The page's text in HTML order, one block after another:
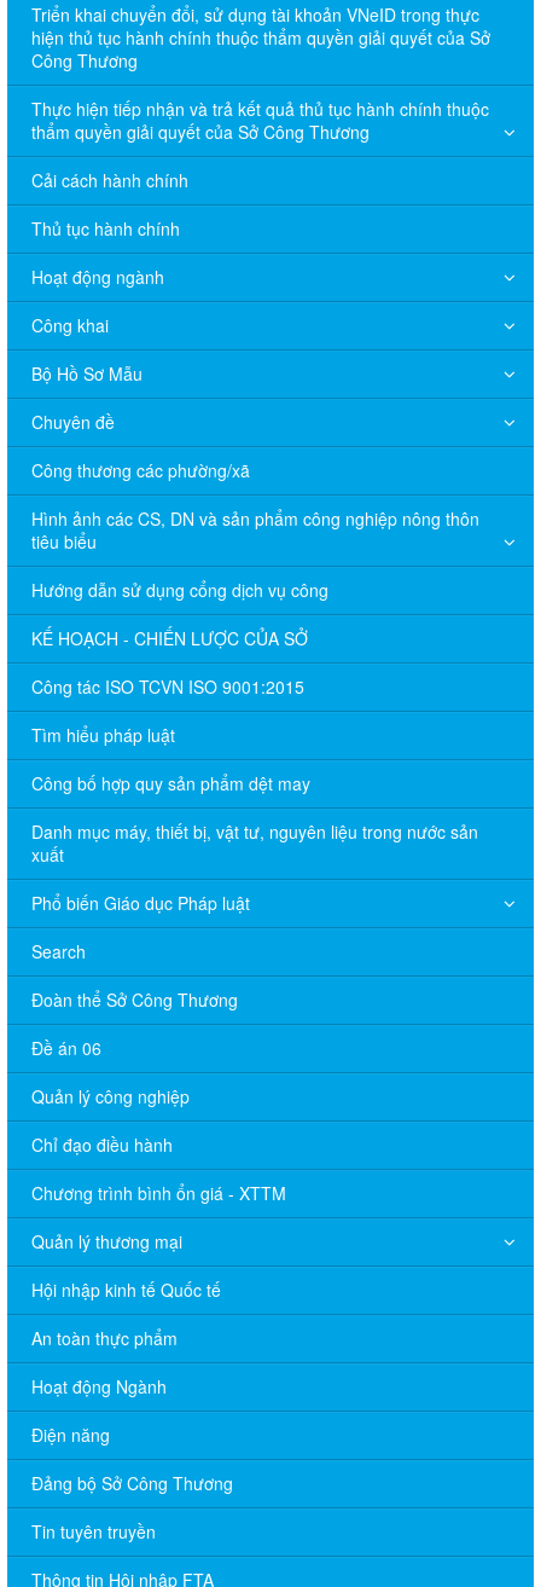
Triển khai chuyển đổi, sử dụng tài khoản VNeID trong thực
hiện thủ tục hành chính thuộc thẩm quyền giải quyết của Sở
Công Thương
Thực hiện tiếp nhận và trả kết quả thủ tục hành chính thuộc
thẩm quyền giải quyết của Sở Công Thương
Cải cách hành chính
Thủ tục hành chính
Hoạt động ngành
Công khai
Bộ Hồ Sơ Mẫu
Chuyên đề
Công thương các phường/xã
Hình ảnh các CS, DN và sản phẩm công nghiệp nông thôn
tiêu biểu
Hướng dẫn sử dụng cổng dịch vụ công
KẾ HOẠCH - CHIẾN LƯỢC CỦA SỞ
Công tác ISO TCVN ISO 9001:2015
Tìm hiểu pháp luật
Công bố hợp quy sản phẩm dệt may
Danh mục máy, thiết bị, vật tư, nguyên liệu trong nước sản
xuất
Phổ biến Giáo dục Pháp luật
Search
Đoàn thể Sở Công Thương
Đề án 06
Quản lý công nghiệp
Chỉ đạo điều hành
Chương trình bình ổn giá - XTTM
Quản lý thương mại
Hội nhập kinh tế Quốc tế
An toàn thực phẩm
Hoạt động Ngành
Điện năng
Đảng bộ Sở Công Thương
Tin tuyên truyền
Thông tin Hội nhập FTA